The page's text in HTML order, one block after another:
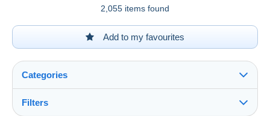
2,055 items found
Add to my favourites
Categories
Filters